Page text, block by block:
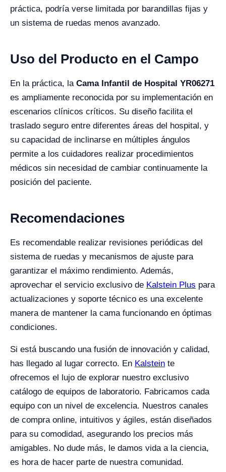
práctica, podría verse limitada por barandillas fijas y
un sistema de ruedas menos avanzado.
Uso del Producto en el Campo
En la práctica, la Cama Infantil de Hospital YR06271
es ampliamente reconocida por su implementación en
escenarios clínicos críticos. Su diseño facilita el
traslado seguro entre diferentes áreas del hospital, y
su capacidad de inclinarse en múltiples ángulos
permite a los cuidadores realizar procedimientos
médicos sin necesidad de cambiar continuamente la
posición del paciente.
Recomendaciones
Es recomendable realizar revisiones periódicas del
sistema de ruedas y mecanismos de ajuste para
garantizar el máximo rendimiento. Además,
aprovechar el servicio exclusivo de Kalstein Plus para
actualizaciones y soporte técnico es una excelente
manera de mantener la cama funcionando en óptimas
condiciones.
Si está buscando una fusión de innovación y calidad,
has llegado al lugar correcto. En Kalstein te
ofrecemos el lujo de explorar nuestro exclusivo
catálogo de equipos de laboratorio. Fabricamos cada
equipo con un nivel de excelencia. Nuestros canales
de compra online, intuitivos y ágiles, están diseñados
para su comodidad, asegurando los precios más
amigables. No dude más, le damos vida a la ciencia,
es hora de hacer parte de nuestra comunidad.